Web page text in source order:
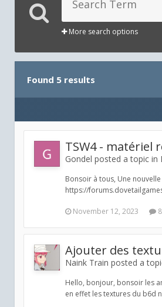
More search options
Found 5 results
TSW4 - matériel
Gondel posted a topic in
Bonsoir à tous, Une
https://
November 12, 2023
Ajouter des
Naink Train posted a
Hello, bonjour, bonsoir les
en effet les textures du b6d